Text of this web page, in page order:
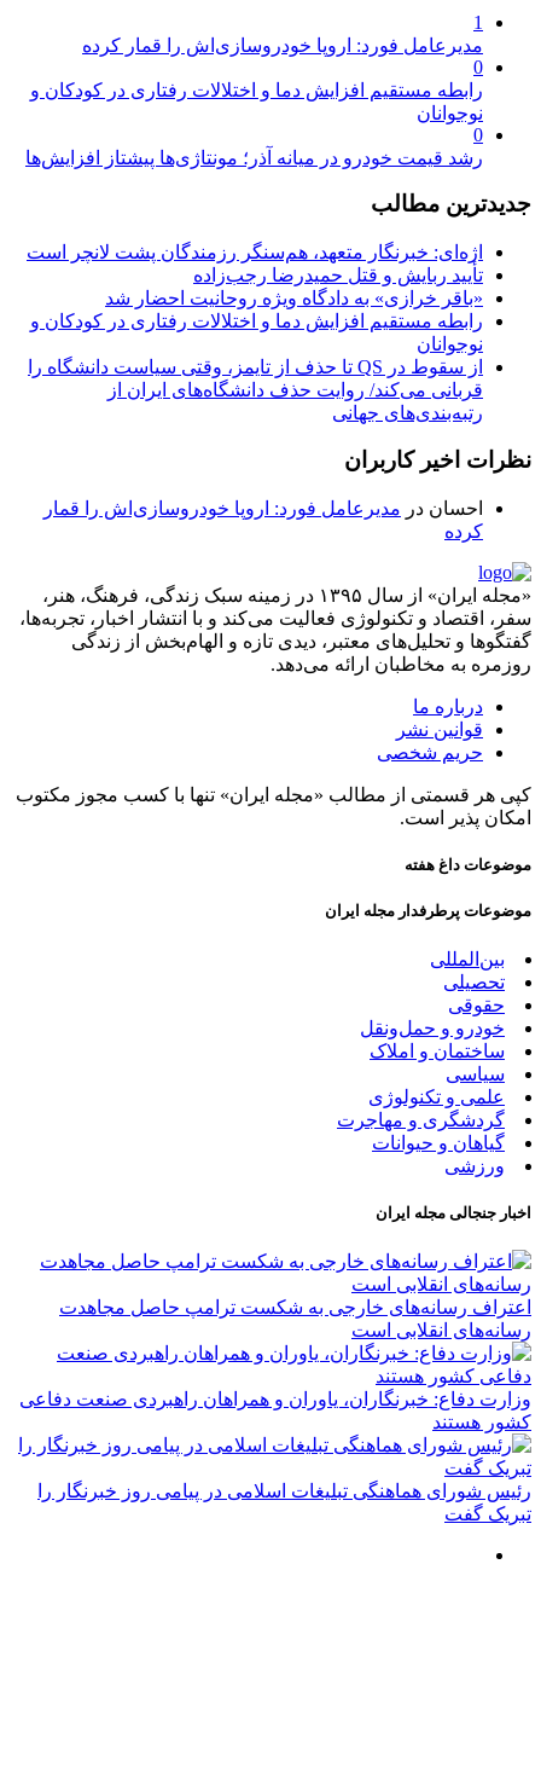
مدیرعامل فورد: اروپا خودروسازی‌اش را قمار کرده
رابطه مستقیم افزایش دما و اختلالات رفتاری در کودکان و
نوجوانان
رشد قیمت خودرو در میانه آذر؛ مونتاژی‌ها پیشتاز افزایش‌ها
مطالب
اژه‌ای: خبرنگار متعهد، هم‌سنگر رزمندگان پشت لانچر است
تأیید ربایش و قتل حمیدرضا رجب‌زاده
«باقر خرازی» به دادگاه ویژه روحانیت احضار شد
رابطه مستقیم افزایش دما و اختلالات رفتاری در کودکان و
نوجوانان
از سقوط در QS تا حذف از تایمز، وقتی سیاست دانشگاه را
قربانی می‌کند/ روایت حذف دانشگاه‌های ایران از
رتبه‌بندی‌های جهانی
اخیر کاربران
احساندرمدیرعامل فورد: اروپا خودروسازی‌اش را قمار
کرده
«مجله ایران» از سال ۱۳۹۵ در زمینه سبک زندگی، فرهنگ، هنر،
اقتصاد و تکنولوژی فعالیت می‌کند و با انتشار اخبار، تجربه‌ها،
و تحلیل‌های معتبر، دیدی تازه و الهام‌بخش از زندگی
به مخاطبان ارائه می‌دهد.
درباره ما
قوانین نشر
حریم شخصی
هر قسمتی از مطالب «مجله ایران» تنها با کسب مجوز مکتوب
پذیر است.
داغ هفته
پرطرفدار مجله ایران
بین‌المللی
تحصیلی
حقوقی
خودرو و حمل‌و‌نقل
ساختمان و املاک
سیاسی
علمی و تکنولوژی
گردشگری و مهاجرت
گیاهان و حیوانات
ورزشی
جنجالی مجله ایران
رسانه‌های خارجی به شکست ترامپ حاصل مجاهدت
انقلابی است
دفاع: خبرنگاران، یاوران و همراهان راهبردی صنعت دفاعی
هستند
شورای هماهنگی تبلیغات اسلامی در پیامی روز خبرنگار را
گفت